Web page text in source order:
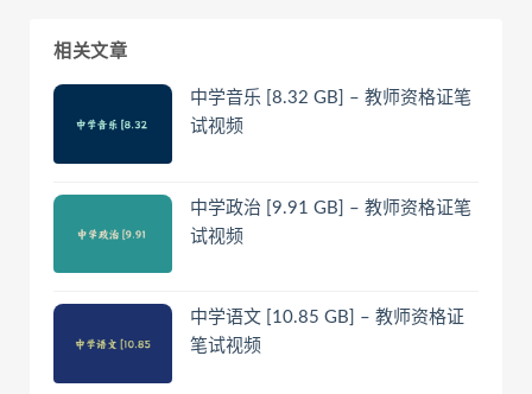
相关文章
中学音乐 [8.32 GB] – 教师资格证笔
试视频
中学政治 [9.91 GB] – 教师资格证笔
试视频
中学语文 [10.85 GB] – 教师资格证
笔试视频